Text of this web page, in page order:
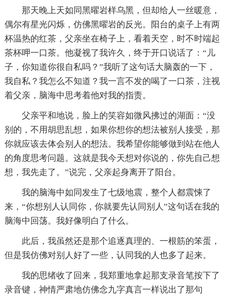
那天晚上天如同黑曜岩样乌黑，但却给人一丝暖意，
偶尔有星光闪烁，仿佛黑曜岩的反光。阳台的桌子上有两
杯温热的红茶，父亲坐在椅子上，看着天空，时不时端起
茶杯呷一口茶。他凝视了我许久，终于开口说话了：“儿
子，你知道你很自私吗？”我听了这句话大脑轰的一下，
我自私？我怎么不知道？我一言不发的喝了一口茶，注视
着父亲，脑海中思考着他对我的指责。
父亲平和地说，脸上的笑容如微风拂过的湖面：“没
别的，不用胡思乱想，如果你想你的想法被别人接受，那
你就应该去体会别人的想法。我希望你能够做到站在他人
的角度思考问题。这就是我今天想对你说的，你先自己想
想，我先走了。”说完，父亲起身离开了阳台。
我的脑海中如同发生了七级地震，整个人都震悚了
来，“你想别人认同你，你就要先认同别人”这句话在我的
脑海中回荡。我好像明白了什么。
此后，我虽然还是那个追逐真理的、一根筋的笨蛋，
但是我仿佛对别人好了一些，认同我的人也多了起来。
我的思绪收了回来，我郑重地拿起那支录音笔按下了
录音键，神情严肃地仿佛念九字真言一样说出了那句